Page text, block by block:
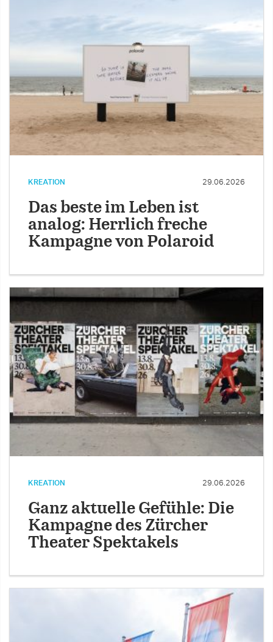
KREATION 29.06.2026
Das beste im Leben ist
analog: Herrlich freche
Kampagne von Polaroid
KREATION 29.06.2026
Ganz aktuelle Gefühle: Die
Kampagne des Zürcher
Theater Spektakels